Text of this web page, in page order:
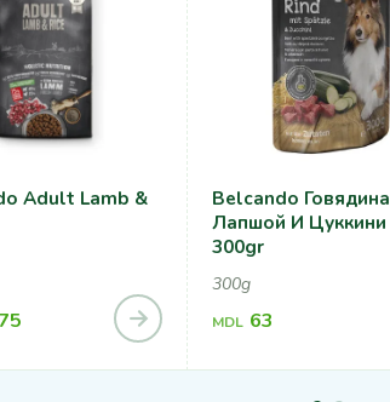
Adult Lamb &
Belcando
Лапшой И
300gr
300g
MDL 63